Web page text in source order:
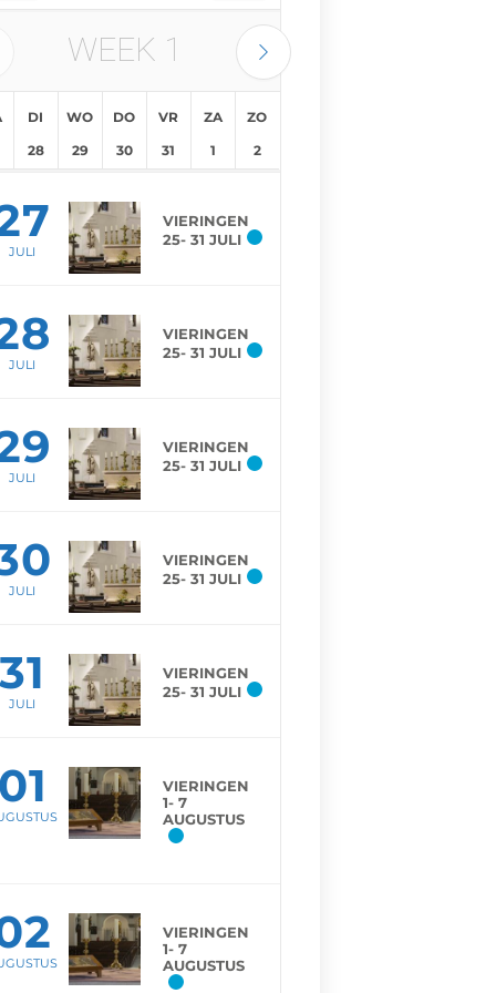
WEEK 1
DI
28
WO
29
DO
30
VR
31
ZA
1
ZO
2
JULI
VIERINGEN
25- 31 JULI
JULI
VIERINGEN
25- 31 JULI
JULI
VIERINGEN
25- 31 JULI
JULI
VIERINGEN
25- 31 JULI
31
JULI
VIERINGEN
25- 31 JULI
VIERINGEN
1- 7
AUGUSTUS
VIERINGEN
1- 7
AUGUSTUS